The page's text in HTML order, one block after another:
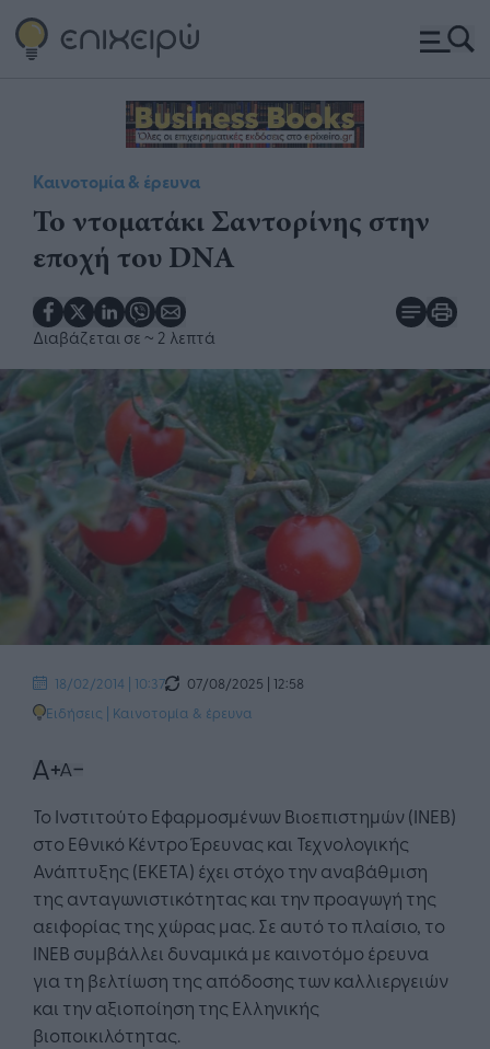
Καινοτομία & έρευνα
Το ντοματάκι Σαντορίνης στην
εποχή του DNA
Διαβάζεται σε ~ 2 λεπτά
18/02/2014 | 10:37
07/08/2025 | 12:58
Ειδήσεις | Καινοτομία & έρευνα
Το Ινστιτούτο Εφαρμοσμένων Βιοεπιστημών (ΙΝΕΒ)
στο Εθνικό Κέντρο Έρευνας και Τεχνολογικής
Ανάπτυξης (ΕΚΕΤΑ) έχει στόχο την αναβάθμιση
της ανταγωνιστικότητας και την προαγωγή της
αειφορίας της χώρας μας. Σε αυτό το πλαίσιο, το
ΙΝΕΒ συμβάλλει δυναμικά με καινοτόμο έρευνα
για τη βελτίωση της απόδοσης των καλλιεργειών
και την αξιοποίηση της Ελληνικής
βιοποικιλότητας.